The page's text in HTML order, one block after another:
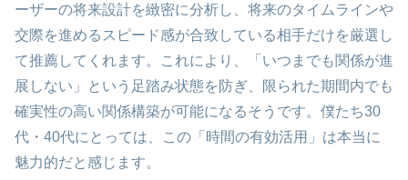
ーザーの将来設計を緻密に分析し、将来のタイムラインや
交際を進めるスピード感が合致している相手だけを厳選し
て推薦してくれます。これにより、「いつまでも関係が進
展しない」という足踏み状態を防ぎ、限られた期間内でも
確実性の高い関係構築が可能になるそうです。僕たち30
代・40代にとっては、この「時間の有効活用」は本当に
魅力的だと感じます。